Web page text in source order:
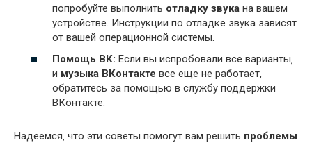
попробуйте выполнить отладку звука на вашем
устройстве. Инструкции по отладке звука зависят
от вашей операционной системы.
Помощь ВК: Если вы испробовали все варианты‚
и музыка ВКонтакте все еще не работает‚
обратитесь за помощью в службу поддержки
ВКонтакте.
Надеемся‚ что эти советы помогут вам решить проблемы